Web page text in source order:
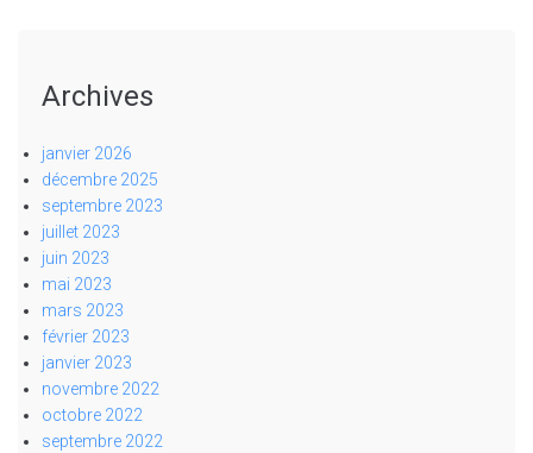
Archives
janvier 2026
décembre 2025
septembre 2023
juillet 2023
juin 2023
mai 2023
mars 2023
février 2023
janvier 2023
novembre 2022
octobre 2022
septembre 2022